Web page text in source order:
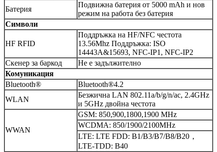
Батерия
Подвижна батерия от 5000 mAh и нов
режим на работа без батерия
Символи
HF RFID
Поддръжка на HF/NFC честота
13.56Mhz Поддръжка: ISO
14443A&15693, NFC-IP1, NFC-IP2
Скенер за баркод
Не е задължително
Комуникация
Bluetooth®
Bluetooth®4.2
WLAN
Безжична LAN 802.11a/b/g/n/ac, 2.4GHz
и 5GHz двойна честота
WWAN
GSM: 850,900,1800,1900 MHz
WCDMA: 850/1900/2100MHz
LTE: LTE FDD: B1/B3/B7/B8/B20，
LTE-TDD: B40